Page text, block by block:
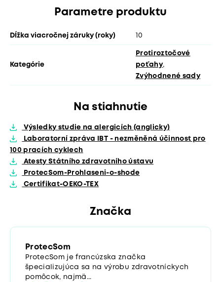
Parametre produktu
Dĺžka viacročnej záruky (roky) 10
Kategórie
Protiroztočové
poťahy,
Zvýhodnené sady
Na stiahnutie
Výsledky studie na alergicích (anglicky)
Laboratorní zpráva IBT - nezměněná účinnost pro
100 pracích cyklech
Atesty Státního zdravotního ústavu
ProtecSom-Prohlaseni-o-shode
Certifikat-OEKO-TEX
Značka
ProtecSom
ProtecSom je francúzska značka
špecializujúca sa na výrobu zdravotníckych
pomôcok, najmä...